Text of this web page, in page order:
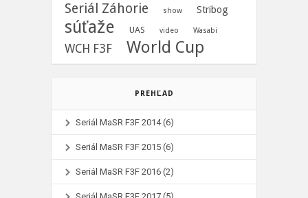
Seriál Záhorie show Stribog
súťaže UAS video Wasabi
WCH F3F World Cup
PREHĽAD
Seriál MaSR F3F 2014(6)
Seriál MaSR F3F 2015 (6)
Seriál MaSR F3F 2016 (2)